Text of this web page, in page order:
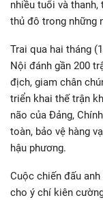
nhiều tuổi và
thủ đô trong những
Trai qua hai tháng
Nội đánh gần 200
địch, giam chân
triển khai thế trận
não của Đảng,
toàn, bảo vệ hàng
hậu phương.
Cuộc chiến đấu
cho ý chí kiên